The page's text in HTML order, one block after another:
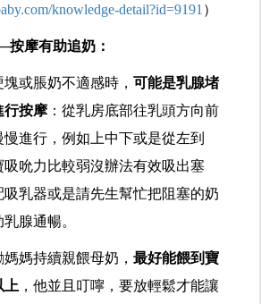
knowledge-detail?id=9191 ）
按摩有助追奶：
或脹奶不適感時，可能是乳腺堵
行按摩 ：從乳房底部往乳頭方向前
進行，例如上中下或是從左到
吮力比較弱沒辦法有效吸出塞
乳器或是請先生幫忙把阻塞的奶
腺通暢。
媽媽持續親餵母奶，最好能餵到寶
上 ，他並且叮嚀，要放輕鬆才能讓